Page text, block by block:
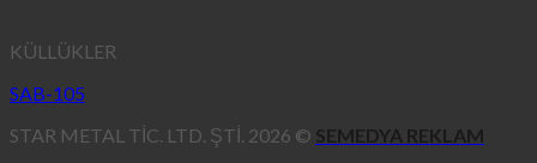
KÜLLÜKLER
SAB-105
STAR METAL TİC. LTD. ŞTİ. 2026 © SEMEDYA REKLAM